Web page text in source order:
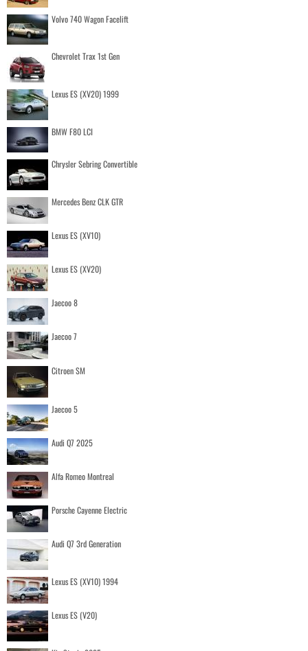
Volvo 740 Wagon Facelift
Chevrolet Trax 1st Gen
Lexus ES (XV20) 1999
BMW F80 LCI
Chrysler Sebring Convertible
Mercedes Benz CLK GTR
Lexus ES (XV10)
Lexus ES (XV20)
Jaecoo 8
Jaecoo 7
Citroen SM
Jaecoo 5
Audi Q7 2025
Alfa Romeo Montreal
Porsche Cayenne Electric
Audi Q7 3rd Generation
Lexus ES (XV10) 1994
Lexus ES (V20)